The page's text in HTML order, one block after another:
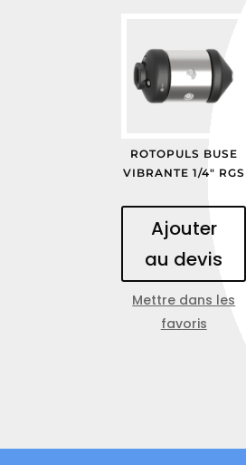
ROTOPULS BUSE
VIBRANTE 1/4″ RGS
Ajouter
au devis
Mettre dans les
favoris